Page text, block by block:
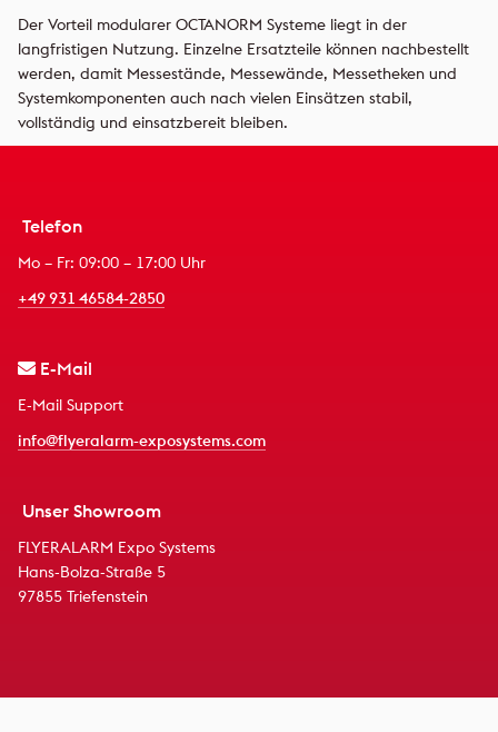
Der Vorteil modularer OCTANORM Systeme liegt in der
langfristigen Nutzung. Einzelne Ersatzteile können nachbestellt
werden, damit Messestände, Messewände, Messetheken und
Systemkomponenten auch nach vielen Einsätzen stabil,
vollständig und einsatzbereit bleiben.
Telefon
Mo – Fr: 09:00 – 17:00 Uhr
+49 931 46584-2850
E-Mail
E-Mail Support
info@flyeralarm-exposystems.com
Unser Showroom
FLYERALARM Expo Systems
Hans-Bolza-Straße 5
97855 Triefenstein